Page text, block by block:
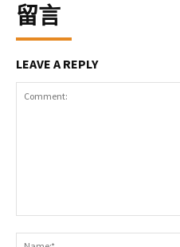
留言
LEAVE A REPLY